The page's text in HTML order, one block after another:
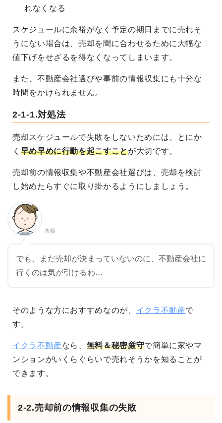
れなくなる
スケジュールに余裕がなく予定の期日までに売れそ
うにない場合は、売却を間に合わせるために大幅な
値下げをせざるを得なくなってしまいます。
また、不動産会社選びや事前の情報収集にも十分な
時間をかけられません。
2-1-1.対処法
売却スケジュールで失敗をしないためには、とにか
く 早め早めに行動を起こすことが大切です。
売却前の情報収集や不動産会社選びは、売却を検討
し始めたらすぐに取り掛かるようにしましょう。
奥様
でも、まだ売却が決まっていないのに、不動産会社に
行くのは気が引けるわ…
そのような方におすすめなのが、 イクラ不動産で
す。
イクラ不動産なら、 無料＆秘密厳守で簡単に家やマ
ンションがいくらぐらいで売れそうかを知ることが
できます。
2-2.売却前の情報収集の失敗